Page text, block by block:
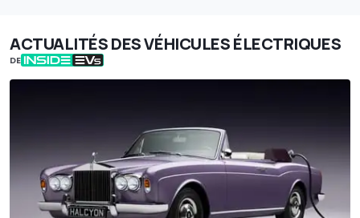
ACTUALITÉS DES VÉHICULES ÉLECTRIQUES
DE